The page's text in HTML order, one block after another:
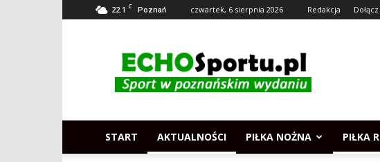
22.1 C Poznań czwartek, 6 sierpnia 2026 Redakcja
–
Sport
w
START AKTUALNOŚCI PIŁKA NOŻNA PIŁKA